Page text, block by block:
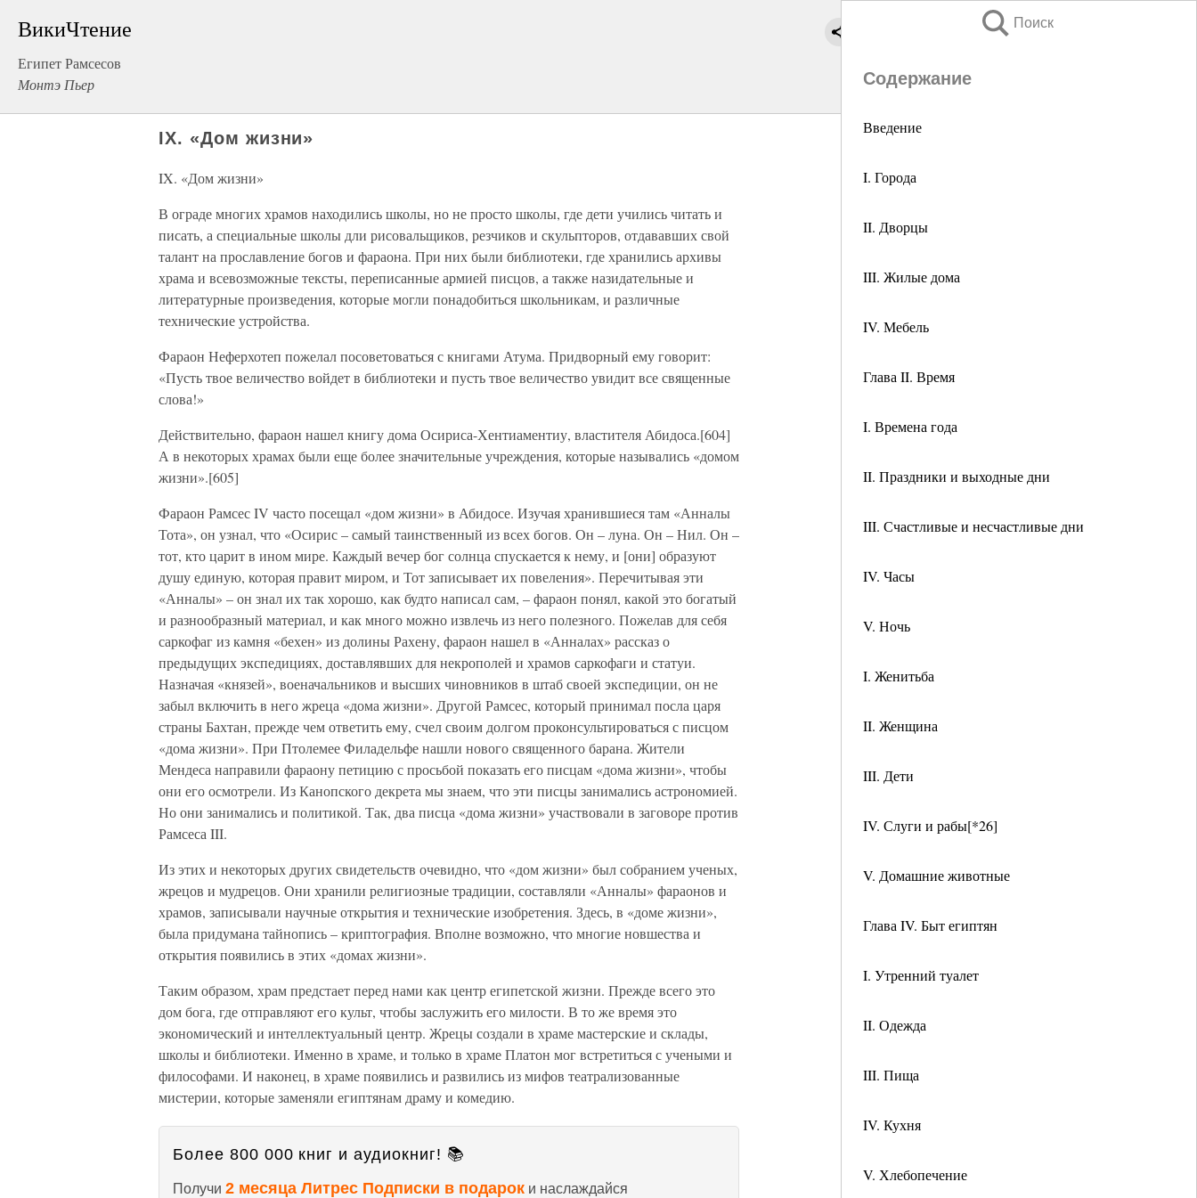
ВикиЧтение
Египет Рамсесов
Монтэ Пьер
Поиск
Содержание
Введение
I. Города
II. Дворцы
III. Жилые дома
IV. Мебель
Глава II. Время
I. Времена года
II. Праздники и выходные дни
III. Счастливые и несчастливые дни
IV. Часы
V. Ночь
I. Женитьба
II. Женщина
III. Дети
IV. Слуги и рабы[*26]
V. Домашние животные
Глава IV. Быт египтян
I. Утренний туалет
II. Одежда
III. Пища
IV. Кухня
V. Хлебопечение
IX. «Дом жизни»
IX. «Дом жизни»
В ограде многих храмов находились школы, но не просто школы, где дети учились читать и
писать, а специальные школы дли рисовальщиков, резчиков и скульпторов, отдававших свой
талант на прославление богов и фараона. При них были библиотеки, где хранились архивы
храма и всевозможные тексты, переписанные армией писцов, а также назидательные и
литературные произведения, которые могли понадобиться школьникам, и различные
технические устройства.
Фараон Неферхотеп пожелал посоветоваться с книгами Атума. Придворный ему говорит:
«Пусть твое величество войдет в библиотеки и пусть твое величество увидит все священные
слова!»
Действительно, фараон нашел книгу дома Осириса-Хентиаментиу, властителя Абидоса.[604]
А в некоторых храмах были еще более значительные учреждения, которые назывались «домом
жизни».[605]
Фараон Рамсес IV часто посещал «дом жизни» в Абидосе. Изучая хранившиеся там «Анналы
Тота», он узнал, что «Осирис – самый таинственный из всех богов. Он – луна. Он – Нил. Он –
тот, кто царит в ином мире. Каждый вечер бог солнца спускается к нему, и [они] образуют
душу единую, которая правит миром, и Тот записывает их повеления». Перечитывая эти
«Анналы» – он знал их так хорошо, как будто написал сам, – фараон понял, какой это богатый
и разнообразный материал, и как много можно извлечь из него полезного. Пожелав для себя
саркофаг из камня «бехен» из долины Рахену, фараон нашел в «Анналах» рассказ о
предыдущих экспедициях, доставлявших для некрополей и храмов саркофаги и статуи.
Назначая «князей», военачальников и высших чиновников в штаб своей экспедиции, он не
забыл включить в него жреца «дома жизни». Другой Рамсес, который принимал посла царя
страны Бахтан, прежде чем ответить ему, счел своим долгом проконсультироваться с писцом
«дома жизни». При Птолемее Филадельфе нашли нового священного барана. Жители
Мендеса направили фараону петицию с просьбой показать его писцам «дома жизни», чтобы
они его осмотрели. Из Канопского декрета мы знаем, что эти писцы занимались астрономией.
Но они занимались и политикой. Так, два писца «дома жизни» участвовали в заговоре против
Рамсеса III.
Из этих и некоторых других свидетельств очевидно, что «дом жизни» был собранием ученых,
жрецов и мудрецов. Они хранили религиозные традиции, составляли «Анналы» фараонов и
храмов, записывали научные открытия и технические изобретения. Здесь, в «доме жизни»,
была придумана тайнопись – криптография. Вполне возможно, что многие новшества и
открытия появились в этих «домах жизни».
Таким образом, храм предстает перед нами как центр египетской жизни. Прежде всего это
дом бога, где отправляют его культ, чтобы заслужить его милости. В то же время это
экономический и интеллектуальный центр. Жрецы создали в храме мастерские и склады,
школы и библиотеки. Именно в храме, и только в храме Платон мог встретиться с учеными и
философами. И наконец, в храме появились и развились из мифов театрализованные
мистерии, которые заменяли египтянам драму и комедию.
Более 800 000 книг и аудиокниг! 📚
Получи 2 месяца Литрес Подписки в подарок и наслаждайся